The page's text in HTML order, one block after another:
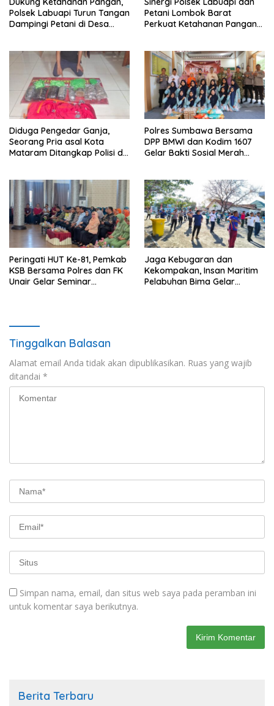
Polsek Labuapi Turun Tangan
Dampingi Petani di Desa
Petani Lombok Barat
Perkuat Ketahanan Pangan
Diduga Pengedar Ganja,
Seorang Pria asal Kota
Mataram Ditangkap Polisi di
Polres Sumbawa Bersama
DPP BMWI dan Kodim 1607
Gelar Bakti Sosial Merah
Peringati HUT Ke-81, Pemkab
KSB Bersama Polres dan FK
Unair Gelar Seminar
Jaga Kebugaran dan
Kekompakan, Insan Maritim
Pelabuhan Bima Gelar
Tinggalkan Balasan
Alamat email Anda tidak akan dipublikasikan. Ruas yang wajib
ditandai *
Simpan nama, email, dan situs web saya pada peramban ini
untuk komentar saya berikutnya.
Berita Terbaru